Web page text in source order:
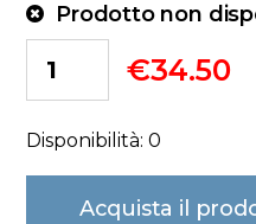
Prodotto non
€34.50
Disponibilità: 0
Acquista il